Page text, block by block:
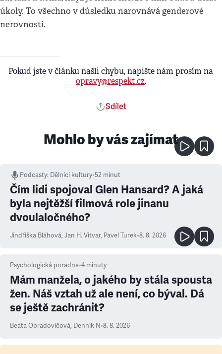
úkoly. To všechno v důsledku narovnává genderové
nerovnosti.
Pokud jste v článku našli chybu, napište nám prosím na
opravy@respekt.cz.
Sdílet
Mohlo by vás zajímat
Podcasty: Dělníci kultury•52 minut
Čím lidi spojoval Glen Hansard? A jaká
byla nejtěžší filmová role jinanu
dvoulaločného?
Jindřiška Bláhová, Jan H. Vitvar, Pavel Turek•8. 8. 2026
Psychologická poradna•4 minuty
Mám manžela, o jakého by stála spousta
žen. Náš vztah už ale není, co býval. Dá
se ještě zachránit?
Beáta Obradovičová, Denník N•8. 8. 2026